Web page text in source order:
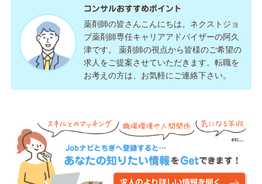
コンサルおすすめポイント
薬剤師の皆さんこんにちは。ネクストジョ
ブ薬剤師専任キャリアアドバイザーの阿久
津です。 薬剤師の視点から皆様のご希望の
求人をご提案させていただきます。転職を
お考えの方は、お気軽にご連絡下さい。